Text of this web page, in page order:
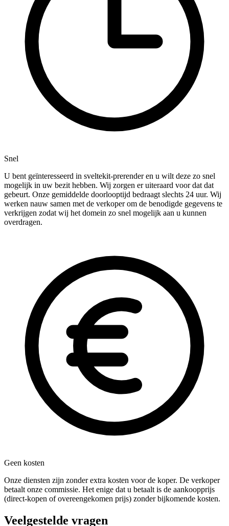
Snel
U bent geïnteresseerd in sveltekit-prerender en u wilt deze zo snel
mogelijk in uw bezit hebben. Wij zorgen er uiteraard voor dat dat
gebeurt. Onze gemiddelde doorlooptijd bedraagt slechts 24 uur. Wij
werken nauw samen met de verkoper om de benodigde gegevens te
verkrijgen zodat wij het domein zo snel mogelijk aan u kunnen
overdragen.
Geen kosten
Onze diensten zijn zonder extra kosten voor de koper. De verkoper
betaalt onze commissie. Het enige dat u betaalt is de aankoopprijs
(direct-kopen of overeengekomen prijs) zonder bijkomende kosten.
Veelgestelde vragen